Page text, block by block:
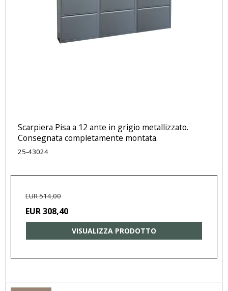
Scarpiera Pisa a 12 ante in grigio metallizzato.
Consegnata completamente montata.
25-43024
EUR 514,00
EUR 308,40
VISUALIZZA PRODOTTO